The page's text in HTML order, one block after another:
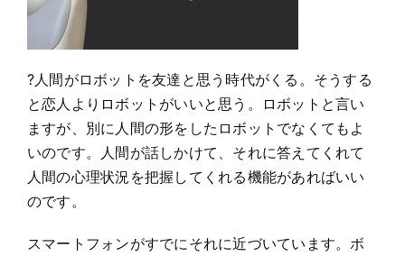
?人間がロボットを友達と思う時代がくる。そうする
と恋人よりロボットがいいと思う。ロボットと言い
ますが、別に人間の形をしたロボットでなくてもよ
いのです。人間が話しかけて、それに答えてくれて
人間の心理状況を把握してくれる機能があればいい
のです。
スマートフォンがすでにそれに近づいています。ボ